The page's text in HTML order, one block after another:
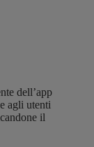
dell’app
agli utenti
il